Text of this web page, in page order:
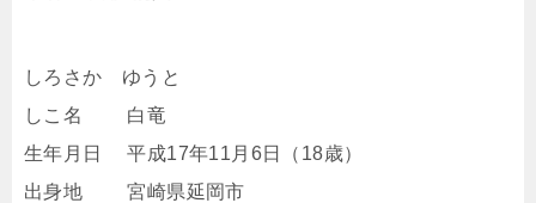
しろさか ゆうと
しこ名 白竜
生年月日 平成17年11月6日（18歳）
出身地 宮崎県延岡市